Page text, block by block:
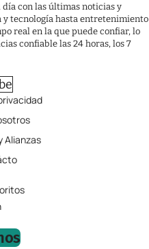
día con las últimas noticias y
y tecnología hasta entretenimiento
real en la que puede confiar, lo
confiable las 24 horas, los 7
Alianzas